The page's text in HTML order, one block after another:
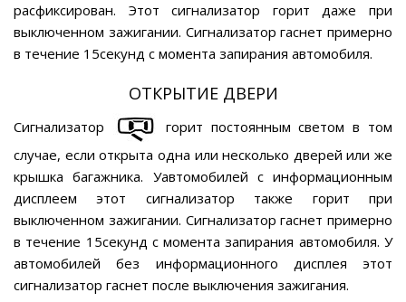
расфиксирован. Этот сигнализатор горит даже при
выключенном зажигании. Сигнализатор гаснет примерно
в течение 15секунд с момента запирания автомобиля.
ОТКРЫТИЕ ДВЕРИ
Сигнализатор
горит постоянным светом в том
случае, если открыта одна или несколько дверей или же
крышка багажника. Уавтомобилей с информационным
дисплеем этот сигнализатор также горит при
выключенном зажигании. Сигнализатор гаснет примерно
в течение 15секунд с момента запирания автомобиля. У
автомобилей без информационного дисплея этот
сигнализатор гаснет после выключения зажигания.